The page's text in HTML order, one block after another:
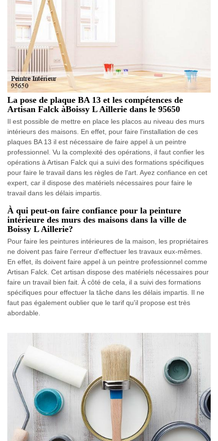
La pose de plaque BA 13 et les compétences de
Artisan Falck àBoissy L Aillerie dans le 95650
Il est possible de mettre en place les placos au niveau des murs
intérieurs des maisons. En effet, pour faire l'installation de ces
plaques BA 13 il est nécessaire de faire appel à un peintre
professionnel. Vu la complexité des opérations, il faut confier les
opérations à Artisan Falck qui a suivi des formations spécifiques
pour faire le travail dans les règles de l'art. Ayez confiance en cet
expert, car il dispose des matériels nécessaires pour faire le
travail dans les délais impartis.
À qui peut-on faire confiance pour la peinture
intérieure des murs des maisons dans la ville de
Boissy L Aillerie?
Pour faire les peintures intérieures de la maison, les propriétaires
ne doivent pas faire l'erreur d'effectuer les travaux eux-mêmes.
En effet, ils doivent faire appel à un peintre professionnel comme
Artisan Falck. Cet artisan dispose des matériels nécessaires pour
faire un travail bien fait. À côté de cela, il a suivi des formations
spécifiques pour effectuer la tâche dans les délais impartis. Il ne
faut pas également oublier que le tarif qu'il propose est très
abordable.